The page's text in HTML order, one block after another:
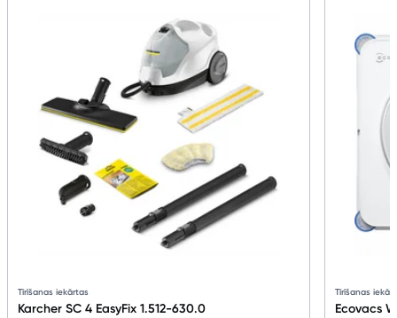
Tīrīšanas iekārtas
Karcher SC 4 EasyFix 1.512-630.0
Tīrīšanas
Ecovacs